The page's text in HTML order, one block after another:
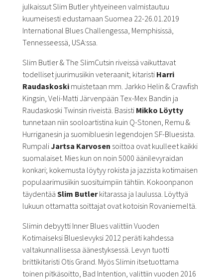
julkaissut Slim Butler yhtyeineen valmistautuu
kuumeisesti edustamaan Suomea 22-26.01.2019
International Blues Challengessa, Memphisissä,
Tennesseessä, USA:ssa.
Slim Butler & The SlimCutsin riveissä vaikuttavat
todelliset juurimusiikin veteraanit; kitaristi Harri
Raudaskoskimuistetaan mm. Jarkko Helin & Crawfish
Kingsin, Veli-Matti Järvenpään Tex-Mex Bandin ja
Raudaskoski Twinsin riveistä. Basisti Mikko Löytty
tunnetaan niin sooloartistina kuin Q-Stonen, Remu &
Hurriganesin ja suomibluesin legendojen SF-Bluesista.
RumpaliJartsa Karvosen soittoa ovat kuulleet kaikki
suomalaiset. Mies kun on noin 5000 äänilevyraidan
konkari; kokemusta löytyy rokista ja jazzista kotimaisen
populaarimusiikin suosituimpiin tähtiin. Kokoonpanon
täydentää Slim Butlerkitarassa ja laulussa. Löyttyä
lukuun ottamatta soittajat ovat kotoisin Rovaniemeltä.
Slimin debyytti Inner Blues valittiin Vuoden
Kotimaiseksi Blueslevyksi 2012 peräti kahdessa
valtakunnallisessa äänestyksessä. Levyn tuotti
brittikitaristi Otis Grand. Myös Slimin itsetuottama
toinen pitkäsoitto, Bad Intention, valittiin vuoden 2016